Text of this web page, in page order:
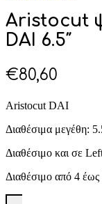
Aristocut
DAI 6.5″
€80,60
Aristocut DAI
Διαθέσιμα μεγέθη:
Διαθέσιμο και σε
Διαθέσιμο από 4